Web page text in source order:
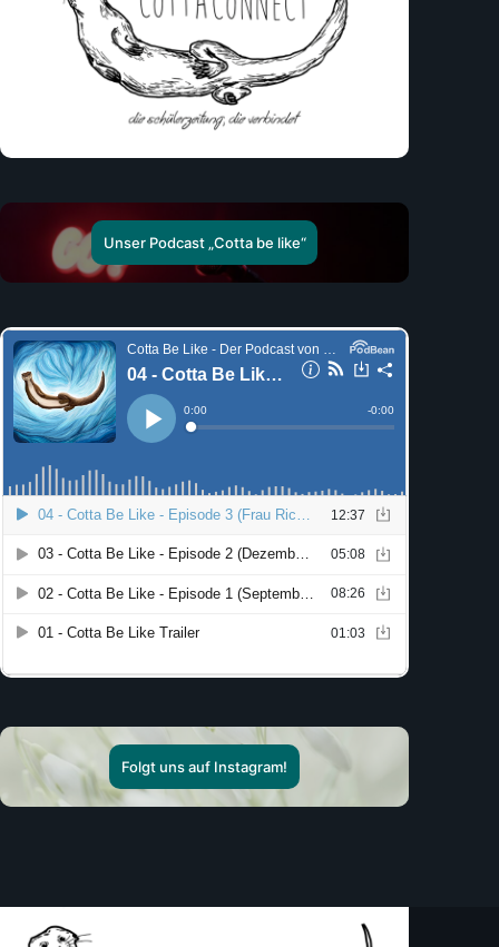
Unser Podcast „Cotta be like“
Folgt uns auf Instagram!